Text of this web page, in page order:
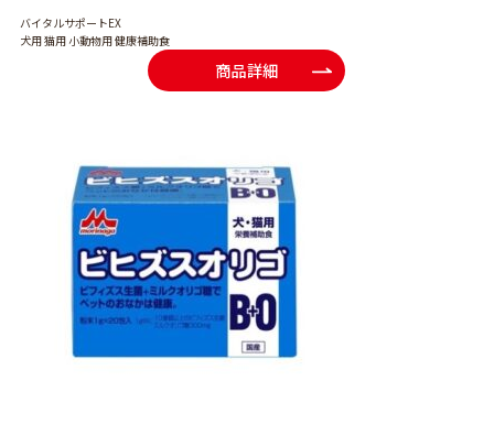
バイタルサポートEX
犬用 猫用 小動物用 健康補助食
商品詳細